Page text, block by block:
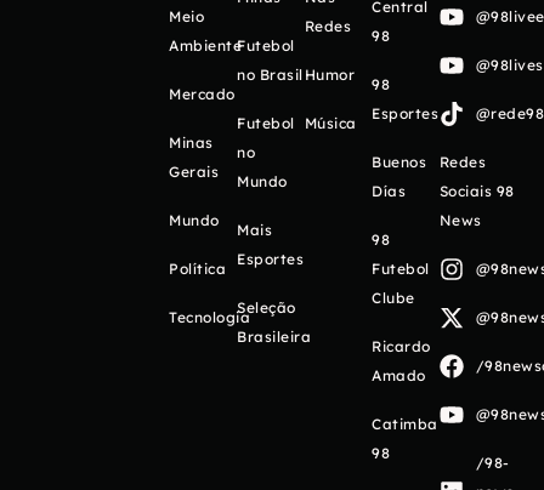
Meio
Ambiente
Mercado
Minas
Gerais
Mundo
Política
Tecnologia
Futebol
no Brasil
Futebol
no
Mundo
Mais
Esportes
Seleção
Brasileira
Redes
Humor
Música
Central
98
98
Esportes
Buenos
Días
98
Futebol
Clube
Ricardo
Amado
Catimba
98
Redes
Sociais 98
News
/
/98-